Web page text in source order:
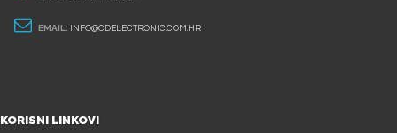
EMAIL: INFO@CDELECTRONIC.COM.HR
KORISNI LINKOVI